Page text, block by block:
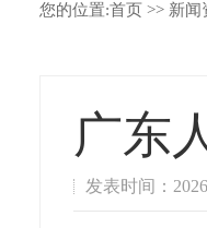
您的位置:首页>> 新闻
广东
发表时间：